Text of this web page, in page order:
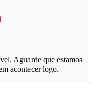
Aguarde que estamos
acontecer logo.